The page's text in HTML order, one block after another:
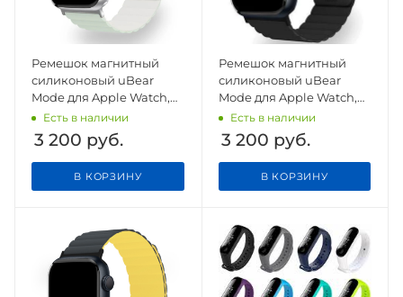
Ремешок магнитный
силиконовый uBear
Mode для Apple Watch,
S/M, шалфей/бежевый
Есть в наличии
3 200 руб.
В КОРЗИНУ
Ремешок магнитный
силиконовый uBear
Mode для Apple Watch,
S/M, черный
Есть в наличии
3 200 руб.
В КОРЗИНУ